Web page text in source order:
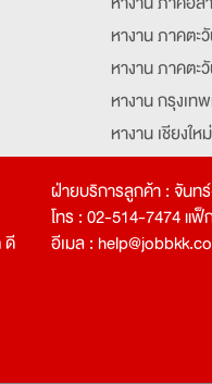
หางาน ภาคตะ
หางาน ภาคตะ
หางาน กรุงเท
หางาน เชียงใหม่
หางาน ฉะเชิงเ
ดี
ฝ่ายบริการลูกค้า : จันท
โทร : 02-514-7474 แ
อีเมล :